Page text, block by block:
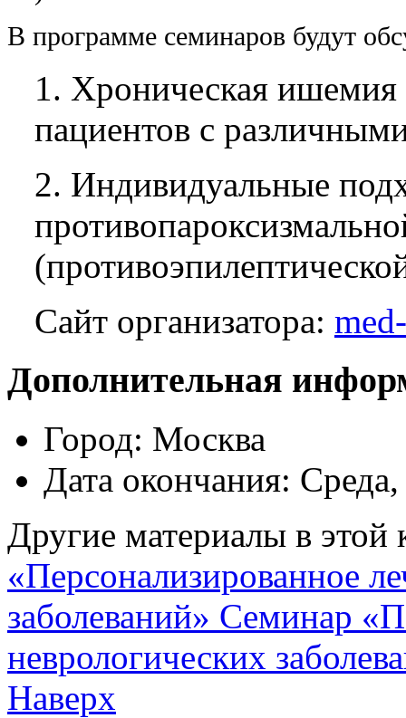
В программе семинаров будут
1. Хроническая ишемия
пациентов с
2. Индивидуальные
Сайт организатора:
Дополнительная
Город: Москва
Дата окончания:
Другие материалы в этой
«Персонализированное
заболеваний» Семинар
неврологических
Наверх